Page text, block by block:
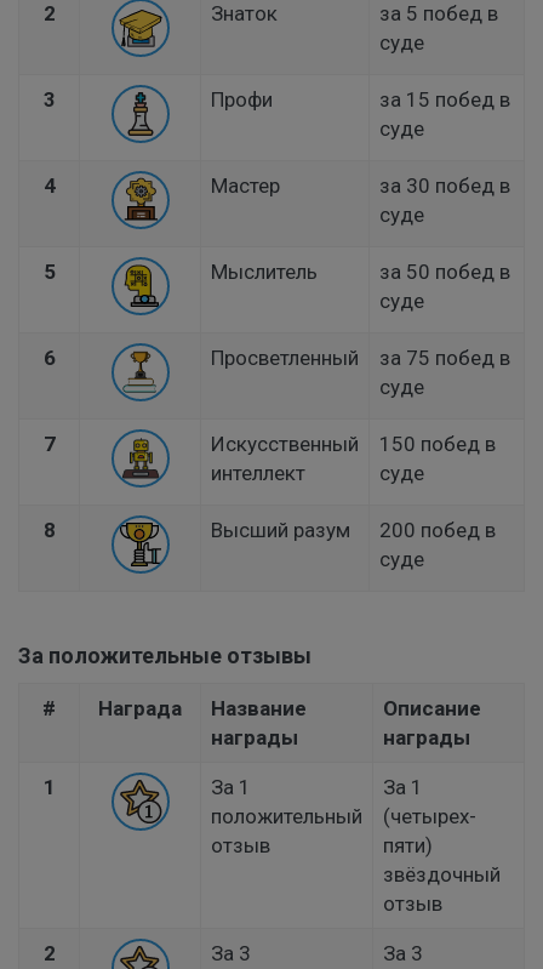
2 Знаток
за 5 побед в
суде
3 Профи
за 15 побед в
суде
4 Мастер
за 30 побед в
суде
5 Мыслитель
за 50 побед в
суде
6 Просветленный
за 75 побед в
суде
7
Искусственный
интеллект
150 побед в
суде
8 Высший разум
200 побед в
суде
За положительные отзывы
# Награда
Название
награды
Описание
награды
1
За 1
положительный
отзыв
За 1
(четырех-
пяти)
звёздочный
отзыв
2
За 3
За 3